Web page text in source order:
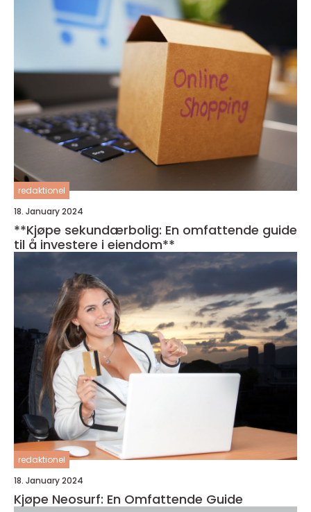
redaktionel
18. January 2024
**Kjøpe sekundærbolig: En omfattende guide
til å investere i eiendom**
redaktionel
18. January 2024
Kjøpe Neosurf: En Omfattende Guide